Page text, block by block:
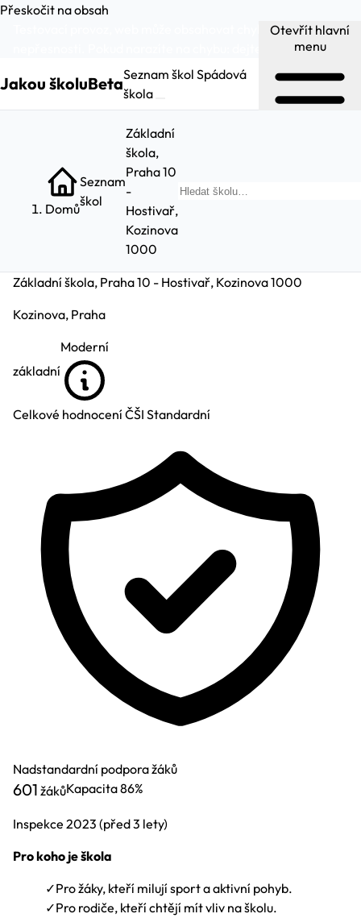
Přeskočit na obsah
Testovací provoz, web může obsahovat chyby a
dejte nám vědět.
Jakou školuBetaSeznam škol Spádová
škola
Otevřít hlavní
menu
Domů
Seznam
škol
Základní
škola,
Praha 10
-
Hostivař,
Kozinova
1000
Základní škola, Praha 10 - Hostivař, Kozinova 1000
Kozinova, Praha
základní
Moderní
Celkové hodnocení ČŠI Standardní
Nadstandardní podpora žáků
601 žákůKapacita86%
Inspekce 2023 (před 3 lety)
Pro koho je škola
✓Pro žáky, kteří milují sport a aktivní pohyb.
✓Pro rodiče, kteří chtějí mít vliv na školu.